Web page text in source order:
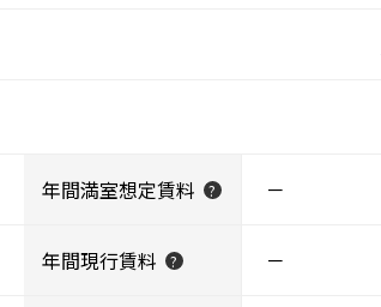
年間満室想定賃料 ? －
年間現行賃料 ? －